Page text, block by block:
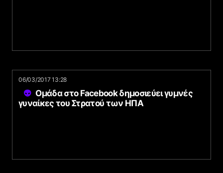
06/03/2017 13:28
Ομάδα στο Facebook δημοσιεύει γυμνές
γυναίκες του Στρατού των ΗΠΑ